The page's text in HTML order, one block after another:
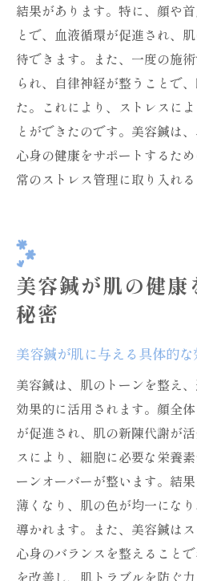
結果があります。特に、顔や
とで、血液循環が促進され、
待できます。また、一度の施
られ、自律神経が整うことで
た。これにより、ストレスに
とができたのです。美容鍼は
心身の健康をサポートするた
常のストレス管理に取り入れ
美容鍼が肌の健康
秘密
美容鍼が肌に与える具体的な
美容鍼は、肌のトーンを整え
効果的に活用されます。顔全
が促進され、肌の新陳代謝が
スにより、細胞に必要な栄養
ーンオーバーが整います。結
薄くなり、肌の色が均一にな
導かれます。また、美容鍼は
心身のバランスを整えること
を改善し、肌トラブルを防ぐ